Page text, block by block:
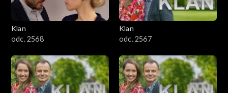
Klan
odc. 2568
Klan
odc. 2567